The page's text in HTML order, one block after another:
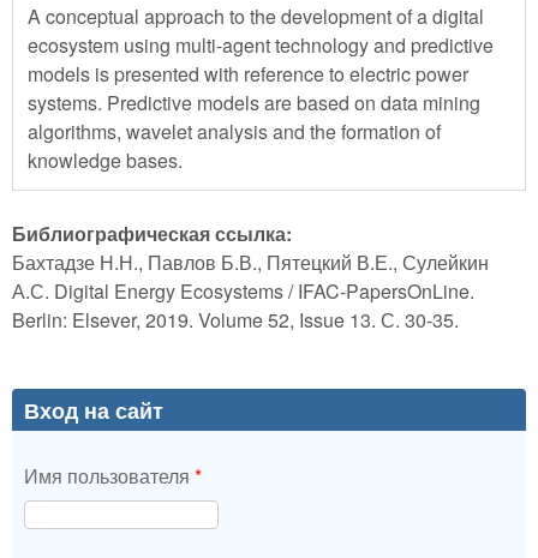
A conceptual approach to the development of a digital
ecosystem using multi-agent technology and predictive
models is presented with reference to electric power
systems. Predictive models are based on data mining
algorithms, wavelet analysis and the formation of
knowledge bases.
Библиографическая ссылка:
Бахтадзе Н.Н., Павлов Б.В., Пятецкий В.Е., Сулейкин
А.С. Digital Energy Ecosystems / IFAC-PapersOnLine.
Berlin: Elsever, 2019. Volume 52, Issue 13. С. 30-35.
Вход на сайт
Имя пользователя *